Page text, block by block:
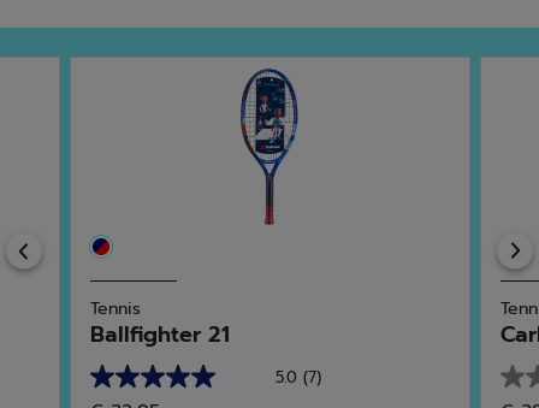
Previous
Tennis
Ballfighter 21
5.0 (7)
5.0
0.0